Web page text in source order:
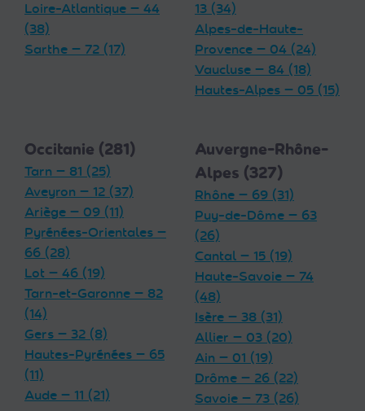
Loire-Atlantique — 44
(38)
Sarthe — 72 (17)
13 (34)
Alpes-de-Haute-
Provence — 04 (24)
Vaucluse — 84 (18)
Hautes-Alpes — 05 (15)
Occitanie (281)
Tarn — 81 (25)
Aveyron — 12 (37)
Ariège — 09 (11)
Pyrénées-Orientales —
66 (28)
Lot — 46 (19)
Tarn-et-Garonne — 82
(14)
Gers — 32 (8)
Hautes-Pyrénées — 65
(11)
Aude — 11 (21)
Auvergne-Rhône-
Alpes (327)
Rhône — 69 (31)
Puy-de-Dôme — 63
(26)
Cantal — 15 (19)
Haute-Savoie — 74
(48)
Isère — 38 (31)
Allier — 03 (20)
Ain — 01 (19)
Drôme — 26 (22)
Savoie — 73 (26)